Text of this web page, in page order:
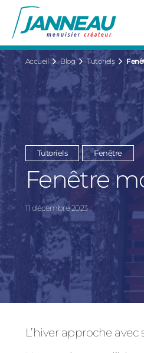
Fenêtres et Portes-fenêtres
Baies vitrées
Portes d’entrée
Volets roulants
Pergolas
Portails et portillons
Carports
Clôtures
Accueil Blog Tutoriels
Tutoriels Fenêtre
Fenêtre
11 décembre 2023
L’hiver approche